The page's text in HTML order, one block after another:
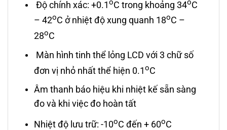
Độ chính xác: +0.1oC trong khoảng 34oC
– 42oC ở nhiệt độ xung quanh 18oC –
28oC
Màn hình tinh thể lỏng LCD với 3 chữ số
đơn vị nhỏ nhất thể hiện 0.1oC
Âm thanh báo hiệu khi nhiệt kế sẵn sàng
đo và khi việc đo hoàn tất
Nhiệt độ lưu trữ: -10oC đến + 60oC